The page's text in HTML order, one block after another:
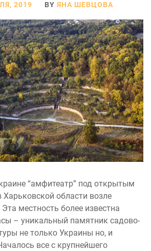
2019 BY ЯНА ШЕВЦОВА
“амфитеатр” под открытым
Харьковской области возле
местность более известна
– уникальный памятник садово-
не только Украины но, и
все с крупнейшего